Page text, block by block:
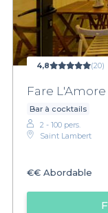
4,8 (20)
Fare L'Amore
Bar à cocktails
2 - 100 pers.
Saint Lambert
€€ Abordable